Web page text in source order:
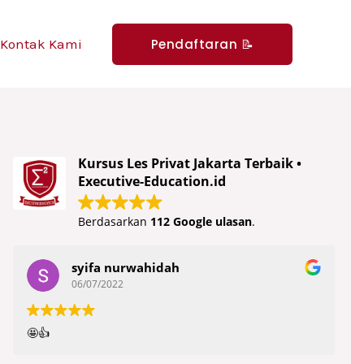
Kontak Kami Pendaftaran 📝
Kursus Les Privat Jakarta Terbaik •
Executive-Education.id
Berdasarkan 112 Google ulasan.
syifa nurwahidah
06/07/2022
🤩👍